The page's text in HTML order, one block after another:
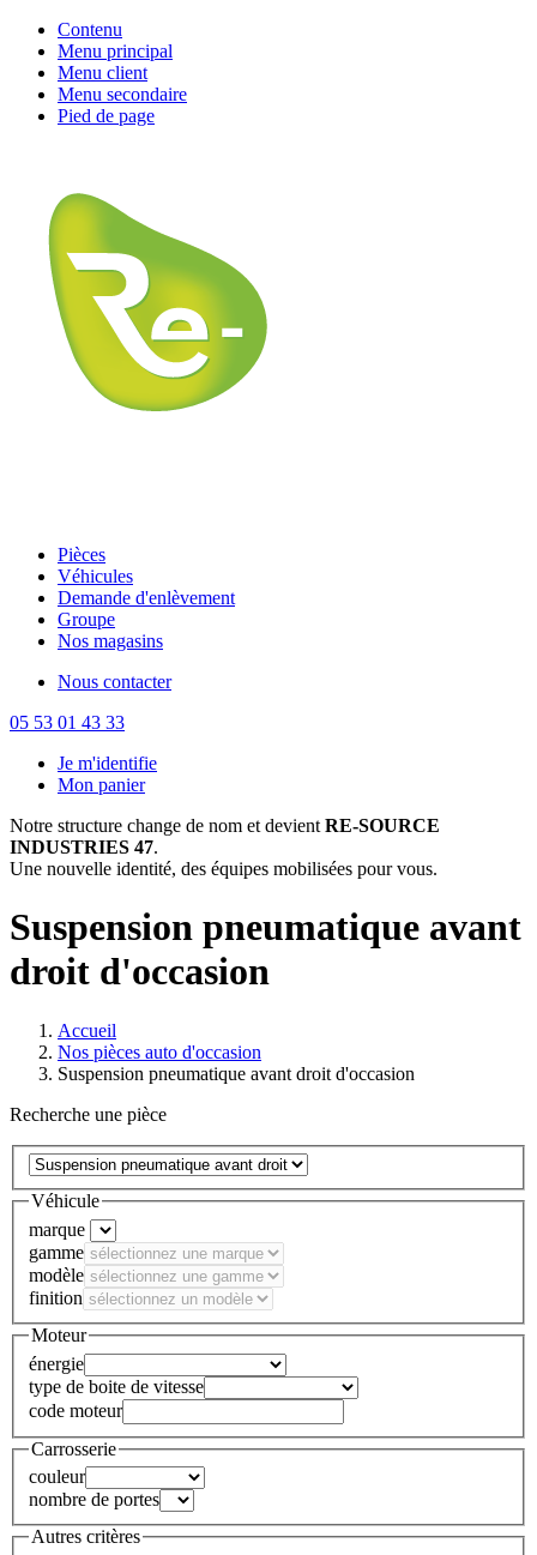
Contenu
Menu principal
Menu client
Menu secondaire
Pied de page
Pièces
Véhicules
Demande d'enlèvement
Groupe
Nos magasins
Nous contacter
05 53 01 43 33
Je m'identifie
Mon panier
Notre structure change de nom et devient RE-SOURCE
INDUSTRIES 47.
Une nouvelle identité, des équipes mobilisées pour vous.
Suspension pneumatique avant
droit d'occasion
Accueil
Nos pièces auto d'occasion
Suspension pneumatique avant droit d'occasion
Recherche une pièce
Véhicule
marque
gamme
modèle
finition
Moteur
énergie
type de boite de vitesse
code moteur
Carrosserie
couleur
nombre de portes
Autres critères